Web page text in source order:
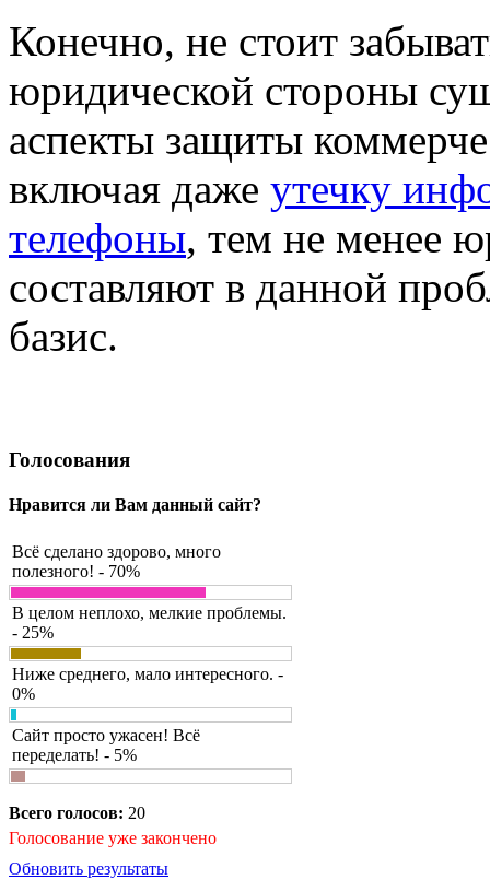
Конечно, не стоит
юридической стороны
аспекты защиты
включая даже утечку
телефоны, тем не менее
составляют в данной
базис.
Голосования
Нравится ли Вам данный сайт?
Всё сделано здорово, много
полезного! - 70%
В целом неплохо, мелкие проблемы.
- 25%
Ниже среднего, мало интересного. -
0%
Сайт просто ужасен! Всё
переделать! - 5%
Всего голосов: 20
Голосование уже закончено
Обновить результаты